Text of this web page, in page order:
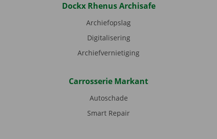
Dockx Rhenus Archisafe
Archiefopslag
Digitalisering
Archiefvernietiging
Carrosserie Markant
Autoschade
Smart Repair